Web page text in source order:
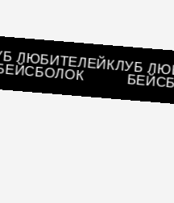
КЛУБ ЛЮБИТЕЛЕЙ
БЕЙСБОЛОК